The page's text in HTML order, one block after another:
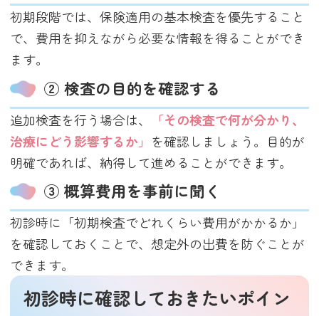
初期段階では、保険適用の基本検査を優先すること
で、費用を抑えながら必要な情報を得ることができ
ます。
② 検査の目的を確認する
追加検査を行う場合は、
「その検査で何が分かり、
治療にどう影響するか」 を確認しましょう。目的が
明確であれば、納得して進めることができます。
③ 概算費用を事前に聞く
初診時に「初期検査でどれくらい費用がかかるか」
を確認しておくことで、想定外の出費を防ぐことが
できます。
初診時に確認しておきたいポイン